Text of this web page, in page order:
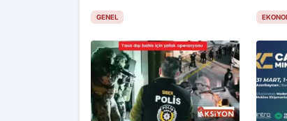
GENEL
üzdü